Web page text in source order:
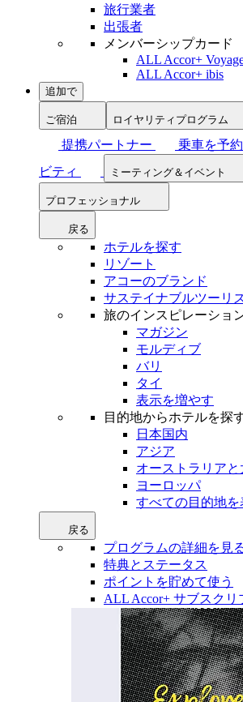
旅行業者
出張者
メンバーシップカード
ALL Accor+
ALL Accor+ ibis
追加で
ご宿泊 ロイヤリティプログラム
提携パートナー
乗車を予
ビティ
ミーティング＆イベント
プロフェッショナル
戻る
ホテルを探す
リゾート
アコーのブランド
サステイナブルツーリ
旅のインスピレーショ
マガジン
モルディブ
バリ
タイ
表示を増やす
目的地からホテルを探
日本国内
アジア
オーストラリアと
ヨーロッパ
すべての目的地を
戻る
プログラムの詳細を見
特典とステータス
ポイントを貯めて使う
ALL Accor+ サブスクリ